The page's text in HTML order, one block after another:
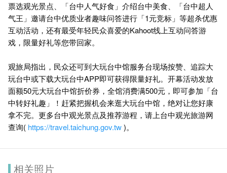
票选观光景点、「台中人气好食」介绍台中美食、「台中超人
气王」邀请台中优质业者趣味问答进行「1元竞标」等超杀优惠
互动活动，还有最受年轻民众喜爱的Kahoot线上互动问答游
戏，限量好礼等您带回家。
观旅局指出，民众还可到大玩台中馆服务台现场按赞、追踪大
玩台中或下载大玩台中APP即可获得限量好礼。开幕活动发放
面额50元大玩台中馆折价券，全馆消费满500元，即可参加「台
中转好礼趣」！赶紧把握机会来逛大玩台中馆，绝对让您好康
拿不完。更多台中观光景点及推荐游程，请上台中观光旅游网
查询( https://travel.taichung.gov.tw)。
相关照片